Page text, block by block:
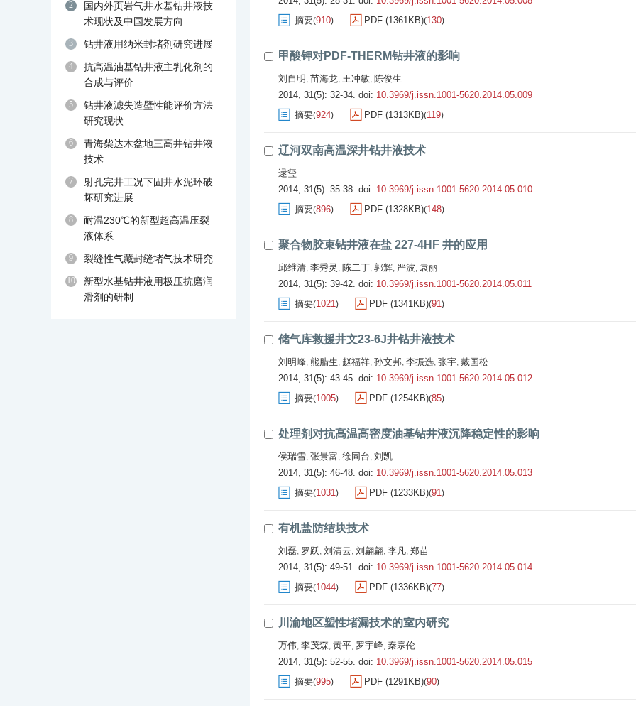
2
国内外页岩气井水基钻井液技
术现状及中国发展方向
3 钻井液用纳米封堵剂研究进展
4
抗高温油基钻井液主乳化剂的
合成与评价
5
钻井液滤失造壁性能评价方法
研究现状
6
青海柴达木盆地三高井钻井液
技术
7
射孔完井工况下固井水泥环破
坏研究进展
8
耐温230℃的新型超高温压裂
液体系
9 裂缝性气藏封缝堵气技术研究
10
新型水基钻井液用极压抗磨润
滑剂的研制
摘要(910) PDF (1361KB)(130)
甲酸钾对PDF-THERM钻井液的影响
刘自明 , 苗海龙, 王冲敏, 陈俊生
2014, 31(5): 32-34. doi: 10.3969/j.issn.1001-5620.2014.05.009
摘要(924) PDF (1313KB)(119)
辽河双南高温深井钻井液技术
逯玺
2014, 31(5): 35-38. doi: 10.3969/j.issn.1001-5620.2014.05.010
摘要(896) PDF (1328KB)(148)
聚合物胶束钻井液在盐 227-4HF 井的应用
邱维清, 李秀灵 , 陈二丁, 郭辉, 严波, 袁丽
2014, 31(5): 39-42. doi: 10.3969/j.issn.1001-5620.2014.05.011
摘要(1021) PDF (1341KB)(91)
储气库救援井文23-6J井钻井液技术
刘明峰, 熊腊生, 赵福祥, 孙文邦, 李振选, 张宇, 戴国松
2014, 31(5): 43-45. doi: 10.3969/j.issn.1001-5620.2014.05.012
摘要(1005) PDF (1254KB)(85)
处理剂对抗高温高密度油基钻井液沉降稳定性的影响
侯瑞雪, 张景富, 徐同台, 刘凯
2014, 31(5): 46-48. doi: 10.3969/j.issn.1001-5620.2014.05.013
摘要(1031) PDF (1233KB)(91)
有机盐防结块技术
刘磊, 罗跃, 刘清云, 刘翩翩, 李凡, 郑苗
2014, 31(5): 49-51. doi: 10.3969/j.issn.1001-5620.2014.05.014
摘要(1044) PDF (1336KB)(77)
川渝地区塑性堵漏技术的室内研究
万伟, 李茂森, 黄平, 罗宇峰, 秦宗伦
2014, 31(5): 52-55. doi: 10.3969/j.issn.1001-5620.2014.05.015
摘要(995) PDF (1291KB)(90)